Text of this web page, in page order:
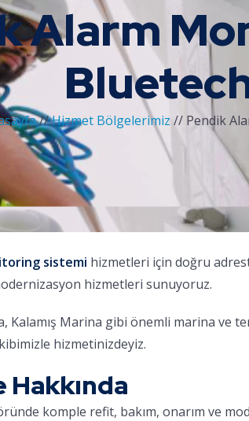
Alarm
//Hizmet Bölgelerimiz // Pendik
sistemi hizmetleri için doğru
hizmetleri sunuyoruz.
Kalamış Marina gibi önemli marina ve
hizmetinizdeyiz.
komple refit, bakım, onarım ve